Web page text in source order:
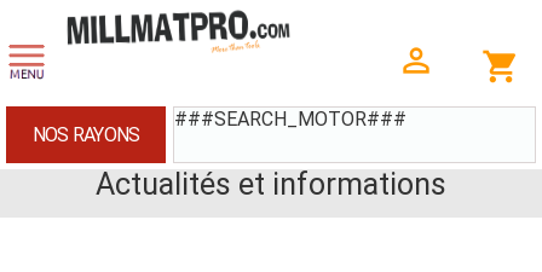
###SEARCH_MOTOR###
NOS RAYONS
Actualités et informations